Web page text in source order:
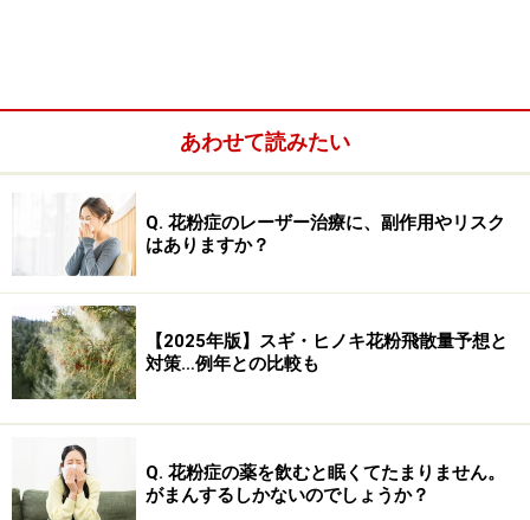
医師としては、「治った」という自己申告も、やや疑わ
しいのではと考えてしまいます。花粉症の症状は、その
年の花粉の飛散量や、その時の個人の体調によっても出
症状が出ず「治った！」と感じるシーズンもあるかもし
れません。治ったという話と同様に「再発した」という
話もまたよく聞きますので、実際に「治った」のではな
あわせて読みたい
Q. 花粉症のレーザー治療に、副作用やリスク
はありますか？
【2025年版】スギ・ヒノキ花粉飛散量予想と
対策…例年との比較も
Q. 花粉症の薬を飲むと眠くてたまりません。
がまんするしかないのでしょうか？